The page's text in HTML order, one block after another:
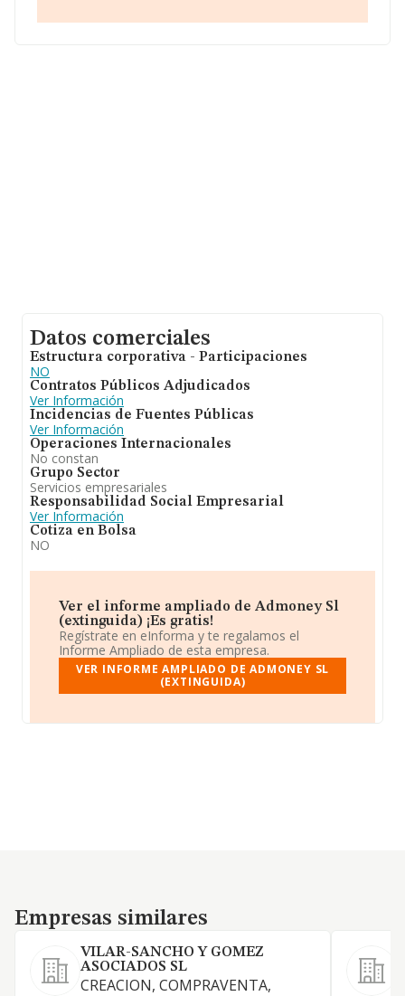
INFORMA constan 24646 empresas, con ventas en
Datos comerciales
Estructura corporativa - Participaciones
NO
Contratos Públicos Adjudicados
Ver Información
Incidencias de Fuentes Públicas
Ver Información
Operaciones Internacionales
No constan
Grupo Sector
Servicios empresariales
Responsabilidad Social Empresarial
Ver Información
Cotiza en Bolsa
NO
Ver el informe ampliado de Admoney Sl
(extinguida) ¡Es gratis!
Regístrate en eInforma y te regalamos el
Informe Ampliado de esta empresa.
VER INFORME AMPLIADO DE ADMONEY SL
(EXTINGUIDA)
Empresas similares
Empresas similares
VILAR-SANCHO Y GOMEZ
ASOCIADOS SL
CREACION, COMPRAVENTA,